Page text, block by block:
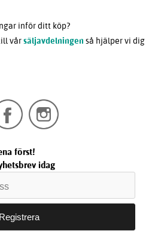
inför ditt köp?
vårsäljavdelningen så hjälper vi dig
först!
idag